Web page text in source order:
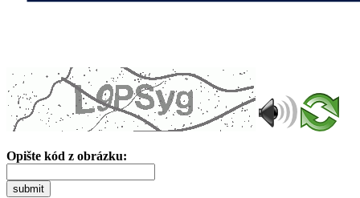
Opište kód z obrázku:
submit